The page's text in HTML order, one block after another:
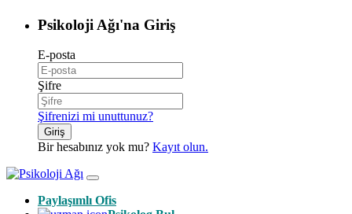
Psikoloji Ağı'na Giriş
E-posta
Şifre
Şifrenizi mi unuttunuz?
Giriş
Bir hesabınız yok mu? Kayıt olun.
Paylaşımlı Ofis